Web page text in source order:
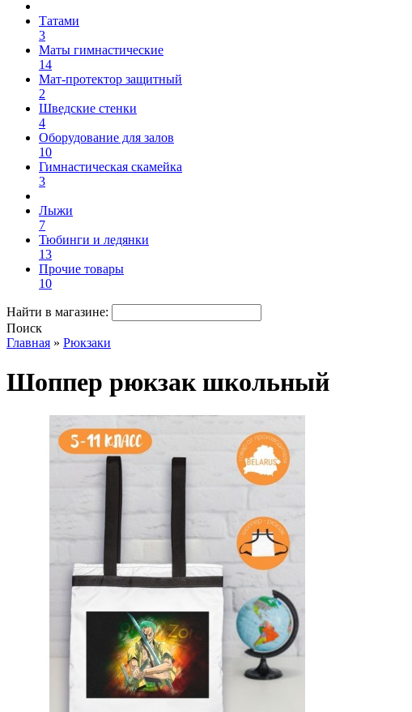
Татами
3
Маты гимнастические
14
Мат-протектор защитный
2
Шведские стенки
4
Оборудование для залов
10
Гимнастическая скамейка
3
Лыжи
7
Тюбинги и ледянки
13
Прочие товары
10
Найти в магазине:
Поиск
Главная » Рюкзаки
Шоппер рюкзак школьный